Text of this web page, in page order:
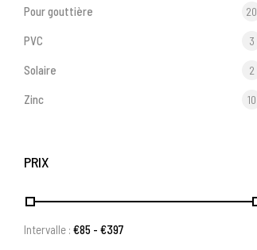
Pour gouttière 20
PVC 3
Solaire 2
Zinc 10
PRIX
Intervalle : €85 - €397